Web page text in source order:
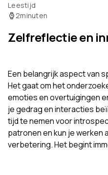
Leestijd
2minuten
Zelfreflectie en
Een belangrijk aspect van
Het gaat om het
emoties en overtuigingen
je gedrag en interacties
tijd te nemen voor
patronen en kun je werken
verbetering. Het begint